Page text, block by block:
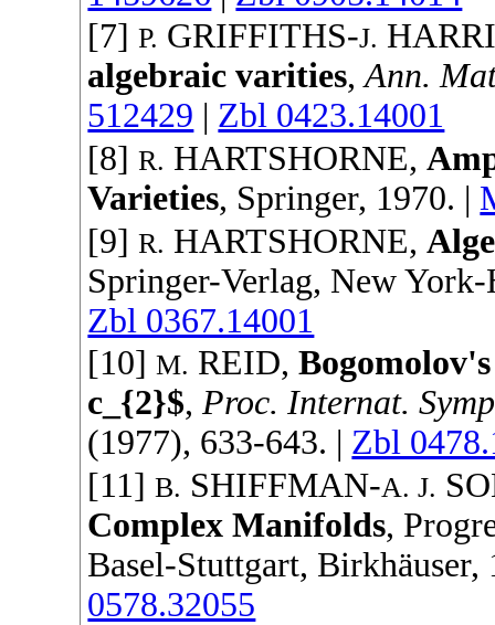
[7]P. GRIFFITHS-J.
algebraic varities,Ann.
512429 | Zbl 0423.14001
[8]R. HARTSHORNE,
Varieties, Springer, 1970. |
[9]R. HARTSHORNE,
Springer-Verlag, New
Zbl 0367.14001
[10]M. REID,
c_{2}$,Proc. Internat.
(1977), 633-643. | Zbl
[11]B. SHIFFMAN-A. J.
Complex Manifolds,
Basel-Stuttgart, Birkhäuser,
0578.32055